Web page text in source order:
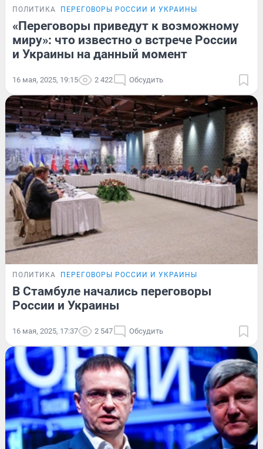
ПОЛИТИКА ПЕРЕГОВОРЫ РОССИИ И УКРАИНЫ
«Переговоры приведут к возможному
миру»: что известно о встрече России
и Украины на данный момент
16 мая, 2025, 19:15 2 422 Обсудить
ПОЛИТИКА ПЕРЕГОВОРЫ РОССИИ И УКРАИНЫ
В Стамбуле начались переговоры
России и Украины
16 мая, 2025, 17:37 2 547 Обсудить